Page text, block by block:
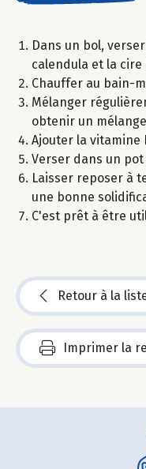
Dans un bol,
calendula et la cire
Chauffer au bain-
Mélanger
obtenir un
Ajouter la vitamine
Verser dans un
Laisser reposer à
une bonne
C'est prêt à être
Retour à la
Imprimer la